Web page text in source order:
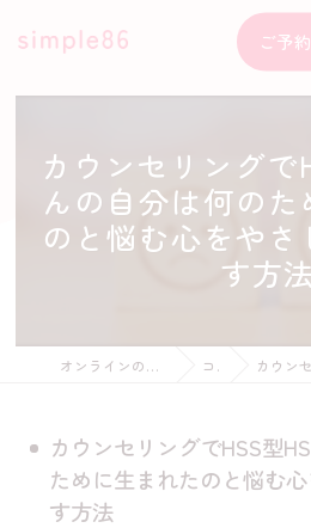
ご予
カウンセリングで
んの自分は何のた
のと悩む心をやさ
す方法
オンラインのカウンセリングならsimple86 コラム カウンセリングで
カウンセリングでHSS型
ために生まれたのと悩む
す方法